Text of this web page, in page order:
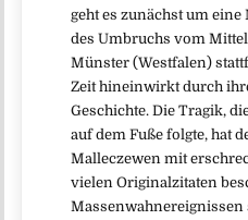
geht es zunächst um
des Umbruchs vom
Münster (Westfalen)
Zeit hineinwirkt durch
Geschichte. Die Tragik,
auf dem Fuße folgte, hat
Malleczewen mit
vielen Originalzitaten